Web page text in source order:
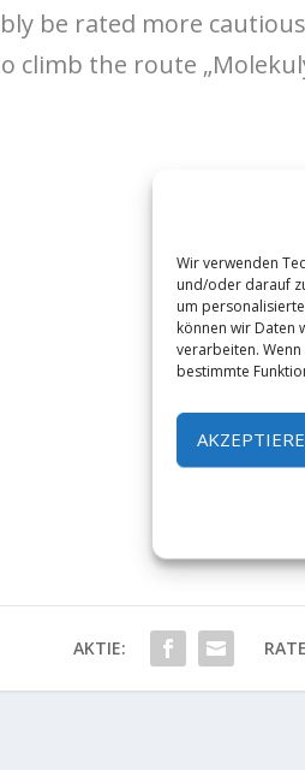
Wir verwenden
und/oder darauf
um
können wir Daten
verarbeiten.
bestimmte
be rated more
climb the route
AKTIE: